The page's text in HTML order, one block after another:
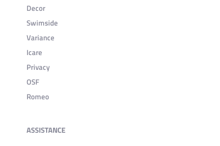
Decor
Swimside
Variance
Icare
Privacy
OSF
Romeo
ASSISTANCE